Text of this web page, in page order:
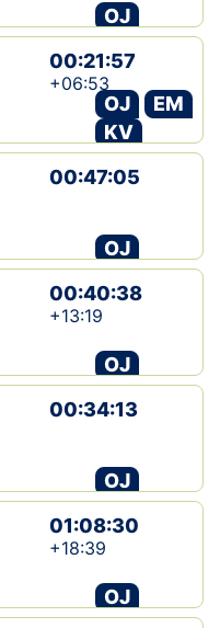
OJ
00:21:57
+06:53
OJ
EM
KV
00:47:05
OJ
00:40:38
+13:19
OJ
00:34:13
OJ
01:08:30
+18:39
OJ